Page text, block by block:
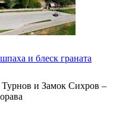
и блеск граната
и Замок Сихров –